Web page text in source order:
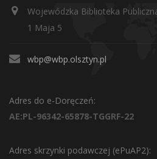
Wojewódzka Biblioteka
1 Maja 5
wbp@wbp.olsztyn.pl
Adres do e-Doręczeń:
AE:PL-96342-65878-TGGRF-22
Adres skrzynki podawczej (ePuAP2):